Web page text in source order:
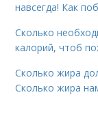
навсегда! Как
Сколько
калорий, чтоб
Сколько жира
Сколько жира